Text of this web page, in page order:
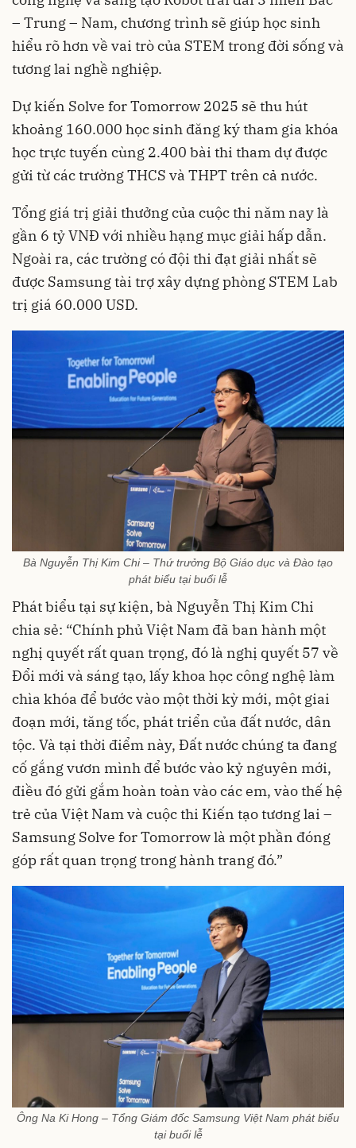
– Trung – Nam, chương trình sẽ giúp học sinh
hiểu rõ hơn về vai trò của STEM trong đời sống và
tương lai nghề nghiệp.
Dự kiến Solve for Tomorrow 2025 sẽ thu hút
khoảng 160.000 học sinh đăng ký tham gia khóa
học trực tuyến cùng 2.400 bài thi tham dự được
gửi từ các trường THCS và THPT trên cả nước.
Tổng giá trị giải thưởng của cuộc thi năm nay là
gần 6 tỷ VNĐ với nhiều hạng mục giải hấp dẫn.
Ngoài ra, các trường có đội thi đạt giải nhất sẽ
được Samsung tài trợ xây dựng phòng STEM Lab
trị giá 60.000 USD.
Bà Nguyễn Thị Kim Chi – Thứ trưởng Bộ Giáo dục và Đào tạo
phát biểu tại buổi lễ
Phát biểu tại sự kiện, bà Nguyễn Thị Kim Chi
chia sẻ: “Chính phủ Việt Nam đã ban hành một
nghị quyết rất quan trọng, đó là nghị quyết 57 về
Đổi mới và sáng tạo, lấy khoa học công nghệ làm
chìa khóa để bước vào một thời kỳ mới, một giai
đoạn mới, tăng tốc, phát triển của đất nước, dân
tộc. Và tại thời điểm này, Đất nước chúng ta đang
cố gắng vươn mình để bước vào kỷ nguyên mới,
điều đó gửi gắm hoàn toàn vào các em, vào thế hệ
trẻ của Việt Nam và cuộc thi Kiến tạo tương lai –
Samsung Solve for Tomorrow là một phần đóng
góp rất quan trọng trong hành trang đó.”
Ông Na Ki Hong – Tổng Giám đốc Samsung Việt Nam phát biểu
tại buổi lễ